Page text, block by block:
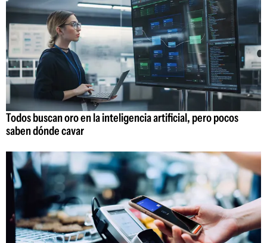
Todos buscan oro en la inteligencia artificial, pero pocos
saben dónde cavar